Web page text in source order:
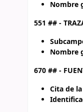
Nombre
551 ## -
Nombre
670 ## -
Cita de